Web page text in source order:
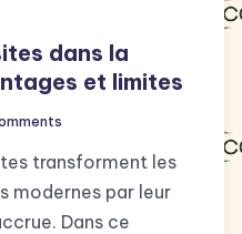
dans la
et limites
transforment les
modernes par leur
Dans ce